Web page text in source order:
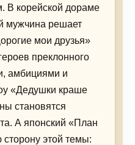
В корейской дораме
мужчина решает
мои друзья»
преклонного
амбициями и
«Дедушки краше
становятся
А японский «План
этой темы: